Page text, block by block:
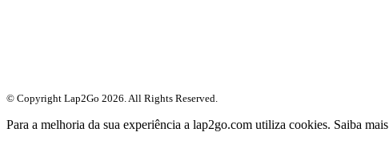
© Copyright Lap2Go 2026. All Rights Reserved.
Para a melhoria da sua experiência a lap2go.com utiliza cookies. Saiba mais